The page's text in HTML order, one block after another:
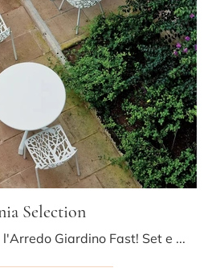
Selection
Arreda il giardino con l'Arredo Giardino Fast! Set e tavoli da giardino in metallo, come il modello Omnia Selection , ti aspettano!